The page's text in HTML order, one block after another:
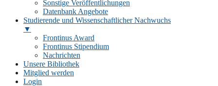
Sonstige Veröffentlichungen
Datenbank Angebote
Studierende und Wissenschaftlicher Nachwuchs
▼
Frontinus Award
Frontinus Stipendium
Nachrichten
Unsere Bibliothek
Mitglied werden
Login